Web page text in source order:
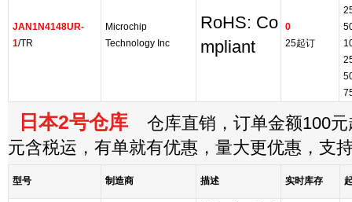
JAN1N4148UR-
1/TR
Microchip
Technology Inc
RoHS: Co
mpliant
0
25起订
日本2号仓库 仓库直销，订单金额100元
元含税运，有单就有优惠，量大更优惠，支
型号 制造商 描述 实时库存